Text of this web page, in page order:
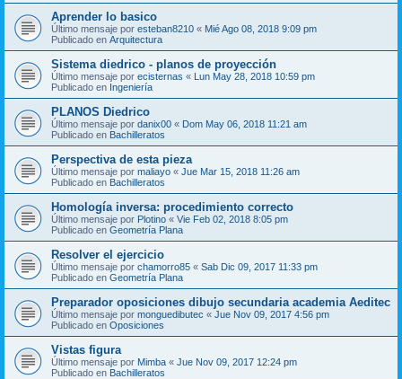
Aprender lo basico
Último mensaje por esteban8210 « Mié Ago 08, 2018 9:09 pm
Publicado en Arquitectura
Sistema diedrico - planos de proyección
Último mensaje por ecisternas « Lun May 28, 2018 10:59 pm
Publicado en Ingeniería
PLANOS Diedrico
Último mensaje por danix00 « Dom May 06, 2018 11:21 am
Publicado en Bachilleratos
Perspectiva de esta pieza
Último mensaje por maliayo « Jue Mar 15, 2018 11:26 am
Publicado en Bachilleratos
Homología inversa: procedimiento correcto
Último mensaje por Plotino « Vie Feb 02, 2018 8:05 pm
Publicado en Geometría Plana
Resolver el ejercicio
Último mensaje por chamorro85 « Sab Dic 09, 2017 11:33 pm
Publicado en Geometría Plana
Preparador oposiciones dibujo secundaria academia Aeditec
Último mensaje por monguedibutec « Jue Nov 09, 2017 4:56 pm
Publicado en Oposiciones
Vistas figura
Último mensaje por Mimba « Jue Nov 09, 2017 12:24 pm
Publicado en Bachilleratos